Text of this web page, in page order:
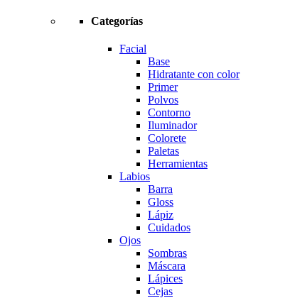
Categorías
Facial
Base
Hidratante con color
Primer
Polvos
Contorno
Iluminador
Colorete
Paletas
Herramientas
Labios
Barra
Gloss
Lápiz
Cuidados
Ojos
Sombras
Máscara
Lápices
Cejas